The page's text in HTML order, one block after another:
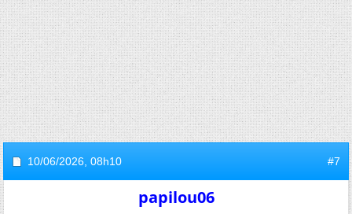
10/06/2026, 08h10 #7
papilou06